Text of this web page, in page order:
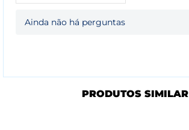
Ainda não há perguntas
PRODUTOS SIMILAR